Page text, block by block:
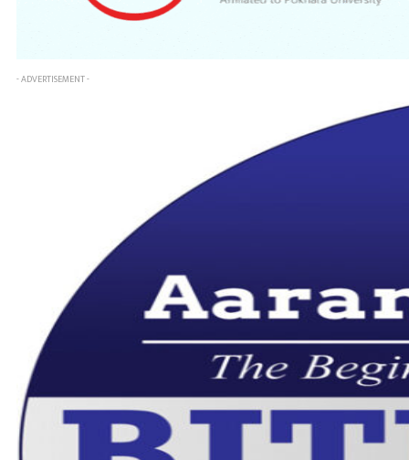
- ADVERTISEMENT -